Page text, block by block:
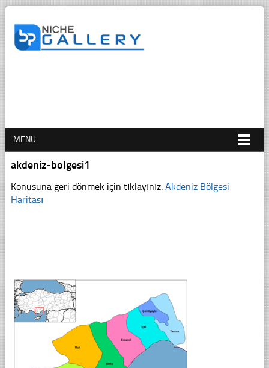
MENU
akdeniz-bolgesi1
Konusuna geri dönmek için tıklayınız. Akdeniz Bölgesi
Haritası